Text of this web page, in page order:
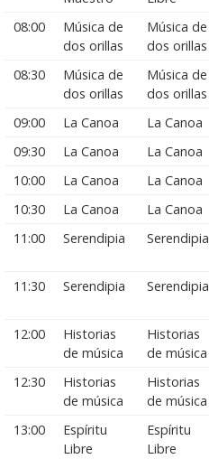
08:00
Música de
dos orillas
Música de
dos orillas
08:30
Música de
dos orillas
Música de
dos orillas
09:00
La Canoa La Canoa
09:30
La Canoa La Canoa
10:00
La Canoa La Canoa
10:30
La Canoa La Canoa
11:00
Serendipia Serendipia
11:30 Serendipia Serendipia
12:00
Historias
de música
Historias
de música
12:30
Historias
de música
Historias
de música
13:00
Espíritu
Libre
Espíritu
Libre